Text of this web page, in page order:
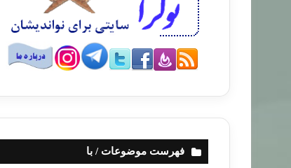
فهرست موضوعات / با